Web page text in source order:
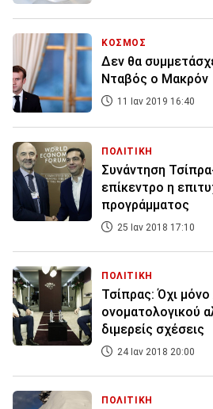
ΚΟΣΜΟΣ
Δεν θα
Νταβός ο Μακρόν
11 Ιαν 2019 16:40
ΠΟΛΙΤΙΚΗ
Συνάντηση
επίκεντρο η
προγράμματος
25 Ιαν 2018 17:10
ΠΟΛΙΤΙΚΗ
Τσίπρας: Όχι
ονοματολογικού
διμερείς σχέσεις
24 Ιαν 2018 20:00
ΠΟΛΙΤΙΚΗ